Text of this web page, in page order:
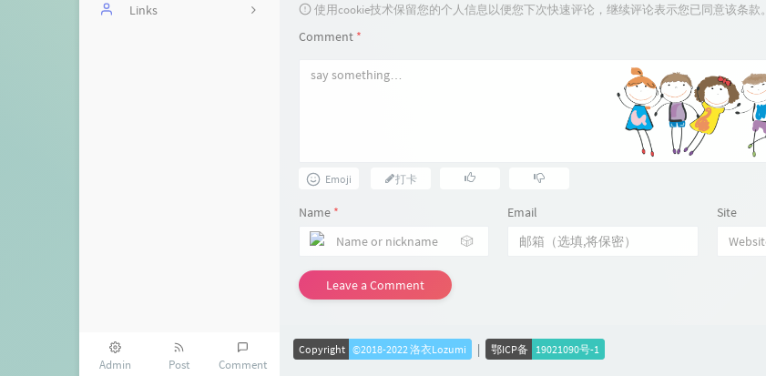
网课回放站：阳光网络课
华师一高一网课回放
Links
Takumi的秘密基地
Admin Post Comment
使用cookie技术保留您的个人信息以便您下次快速评论，继续评论表示您已同意该条款。
Comment *
Emoji 打卡
Name *
🎲
Email Site
Leave a Comment
Copyright ©2018-2022 洛衣Lozumi | 鄂ICP备 19021090号-1